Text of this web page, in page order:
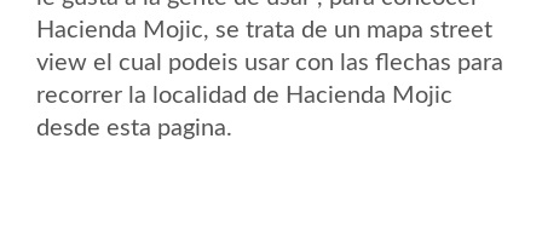
Hacienda Mojic, se trata de un mapa street
view el cual podeis usar con las flechas para
recorrer la localidad de Hacienda Mojic
desde esta pagina.